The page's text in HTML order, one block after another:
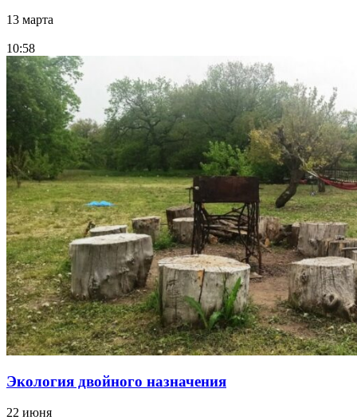
13 марта
10:58
Экология двойного назначения
22 июня